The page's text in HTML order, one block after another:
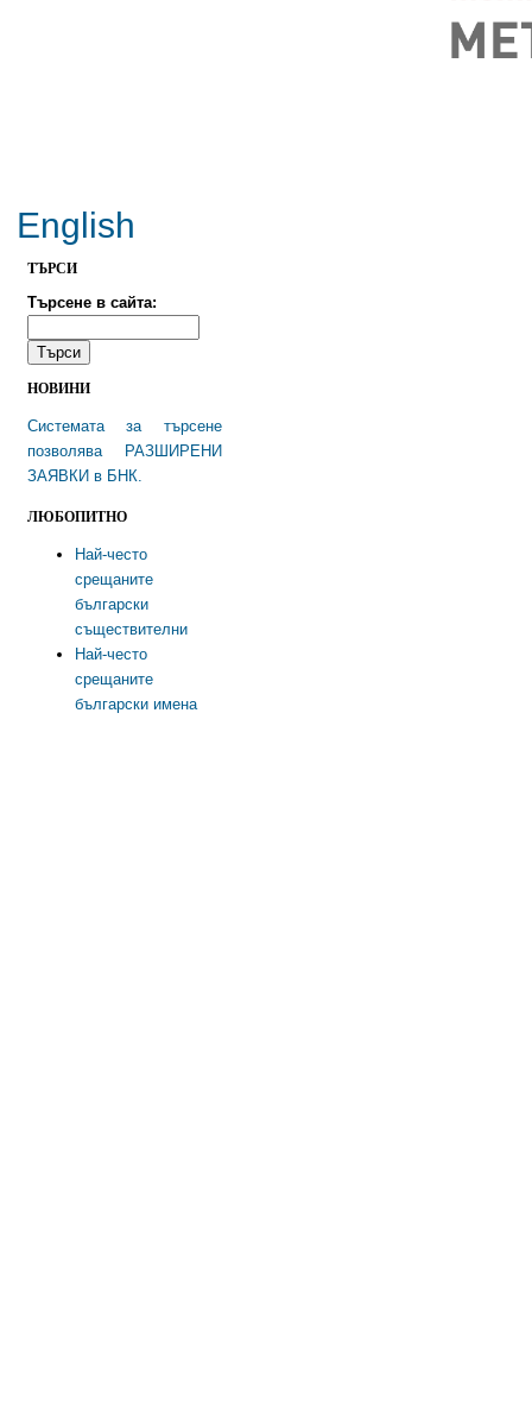
English
TЪРСИ
Търсене в сайта:
НОВИНИ
Системата за търсене
позволява РАЗШИРЕНИ
ЗАЯВКИ в БНК.
ЛЮБОПИТНО
Най-често
срещаните
български
съществителни
Най-често
срещаните
български имена